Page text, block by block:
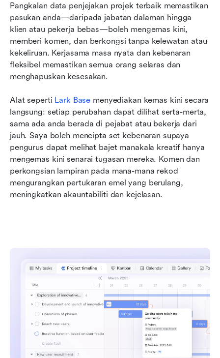
Pangkalan data penjejakan projek terbaik memastikan
pasukan anda—daripada jabatan dalaman hingga
klien atau pekerja bebas—boleh mengemas kini,
memberi komen, dan berkongsi tanpa kelewatan atau
kekeliruan. Kerjasama masa nyata dan kebenaran
fleksibel memastikan semua orang selaras dan
menghapuskan kesesakan.
Alat seperti Lark Base menyediakan kemas kini secara
langsung: setiap perubahan dapat dilihat serta-merta,
sama ada anda berada di pejabat atau bekerja dari
jauh. Saya boleh mencipta set kebenaran supaya
pengurus dapat melihat bajet manakala kreatif hanya
mengemas kini senarai tugasan mereka. Komen dan
perkongsian lampiran pada mana-mana rekod
mengurangkan pertukaran emel yang berulang,
meningkatkan akauntabiliti dan kejelasan.